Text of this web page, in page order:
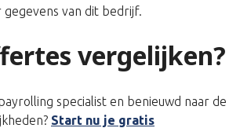
van dit bedrijf.
vergelijken?
specialist en benieuwd naar de
Start nu je gratis